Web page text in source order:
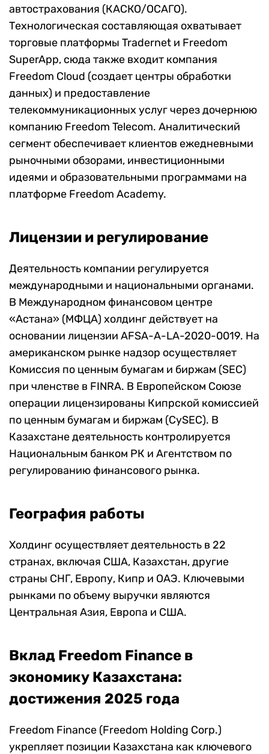
автострахования (КАСКО/ОСАГО).
Технологическая составляющая охватывает
торговые платформы Tradernet и Freedom
SuperApp, сюда также входит компания
Freedom Cloud (создает центры обработки
данных) и предоставление
телекоммуникационных услуг через дочернюю
компанию Freedom Telecom. Аналитический
сегмент обеспечивает клиентов ежедневными
рыночными обзорами, инвестиционными
идеями и образовательными программами на
платформе Freedom Academy.
Лицензии и регулирование
Деятельность компании регулируется
международными и национальными органами.
В Международном финансовом центре
«Астана» (МФЦА) холдинг действует на
основании лицензии AFSA-A-LA-2020-0019. На
американском рынке надзор осуществляет
Комиссия по ценным бумагам и биржам (SEC)
при членстве в FINRA. В Европейском Союзе
операции лицензированы Кипрской комиссией
по ценным бумагам и биржам (CySEC). В
Казахстане деятельность контролируется
Национальным банком РК и Агентством по
регулированию финансового рынка.
География работы
Холдинг осуществляет деятельность в 22
странах, включая США, Казахстан, другие
страны СНГ, Европу, Кипр и ОАЭ. Ключевыми
рынками по объему выручки являются
Центральная Азия, Европа и США.
Вклад Freedom Finance в
экономику Казахстана:
достижения 2025 года
Freedom Finance (Freedom Holding Corp.)
укрепляет позиции Казахстана как ключевого